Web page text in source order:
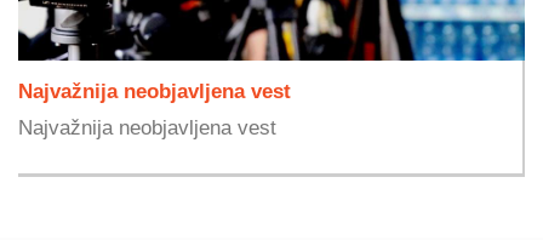
Najvažnija neobjavljena vest
Najvažnija neobjavljena vest